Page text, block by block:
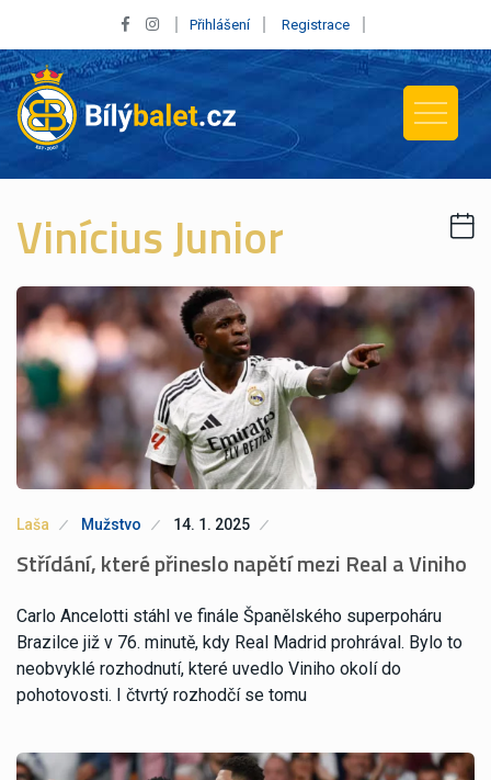
Přihlášení Registrace
Vinícius Junior
Laša Mužstvo 14. 1. 2025
Střídání, které přineslo napětí mezi Real a Viniho
Carlo Ancelotti stáhl ve finále Španělského superpoháru
Brazilce již v 76. minutě, kdy Real Madrid prohrával. Bylo to
neobvyklé rozhodnutí, které uvedlo Viniho okolí do
pohotovosti. I čtvrtý rozhodčí se tomu